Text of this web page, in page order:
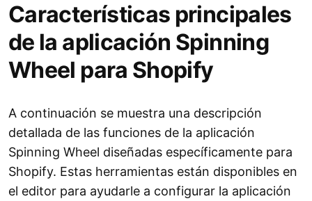
Características principales
de la aplicación Spinning
Wheel para Shopify
A continuación se muestra una descripción
detallada de las funciones de la aplicación
Spinning Wheel diseñadas específicamente para
Shopify. Estas herramientas están disponibles en
el editor para ayudarle a configurar la aplicación